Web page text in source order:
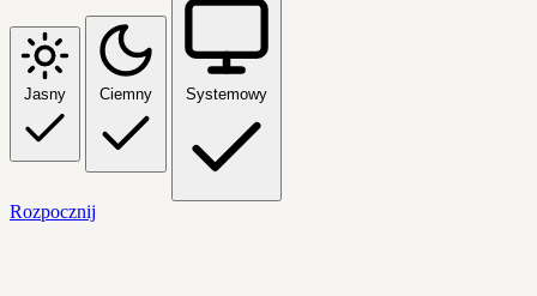
Jasny Ciemny Systemowy
Rozpocznij